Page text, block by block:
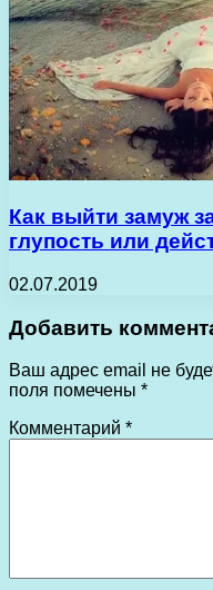
Как выйти замуж
глупость или
02.07.2019
Добавить
Ваш адрес email не
поля помечены *
Комментарий *